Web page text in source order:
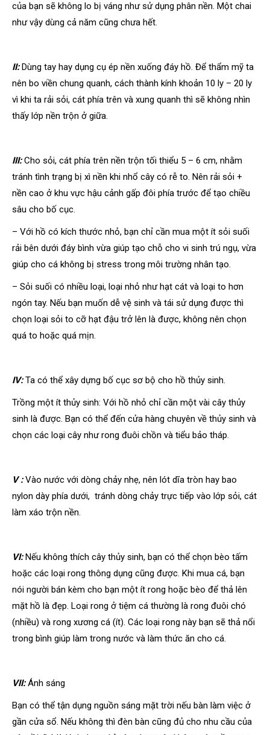
của bạn sẽ không lo bị váng như sử dụng phân nền. Một chai
như vậy dùng cả năm cũng chưa hết.
II:Dùng tay hay dụng cụ ép nền xuống đáy hồ. Để thẩm mỹ ta
nên bo viền chung quanh, cách thành kính khoản 10 ly – 20 ly
vì khi ta rải sỏi, cát phía trên và xung quanh thì sẽ không nhìn
thấy lớp nền trộn ở giữa.
III:Cho sỏi, cát phía trên nền trộn tối thiểu 5 – 6 cm, nhằm
tránh tình trạng bị xì nền khi nhổ cây có rễ to. Nên rải sỏi +
nền cao ở khu vực hậu cảnh gấp đôi phía trước để tạo chiều
sâu cho bố cục.
– Với hồ có kích thước nhỏ, bạn chỉ cần mua một ít sỏi suối
rải bên dưới đáy bình vừa giúp tạo chỗ cho vi sinh trú ngụ, vừa
giúp cho cá không bị stress trong môi trường nhân tạo.
– Sỏi suối có nhiều loại, loại nhỏ như hạt cát và loại to hơn
ngón tay. Nếu bạn muốn dễ vệ sinh và tái sử dụng được thì
chọn loại sỏi to cỡ hạt đậu trở lên là được, không nên chọn
quá to hoặc quá mịn.
IV:Ta có thể xây dựng bố cục sơ bộ cho hồ thủy sinh.
Trồng một ít thủy sinh: Với hồ nhỏ chỉ cần một vài cây thủy
sinh là được. Bạn có thể đến cửa hàng chuyên về thủy sinh và
chọn các loại cây như rong đuôi chồn và tiểu bảo tháp.
V :Vào nước với dòng chảy nhẹ, nên lót dĩa tròn hay bao
nylon dày phía dưới, tránh dòng chảy trực tiếp vào lớp sỏi, cát
làm xáo trộn nền.
VI:Nếu không thích cây thủy sinh, bạn có thể chọn bèo tấm
hoặc các loại rong thông dụng cũng được. Khi mua cá, bạn
nói người bán kèm cho bạn một ít rong hoặc bèo để thả lên
mặt hồ là đẹp. Loại rong ở tiệm cá thường là rong đuôi chó
(nhiều) và rong xương cá (ít). Các loại rong này bạn sẽ thả nổi
trong bình giúp làm trong nước và làm thức ăn cho cá.
VII:Ánh sáng
Bạn có thể tận dụng nguồn sáng mặt trời nếu bàn làm việc ở
gần cửa sổ. Nếu không thì đèn bàn cũng đủ cho nhu cầu của